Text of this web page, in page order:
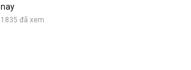
nay
1835 đã xem